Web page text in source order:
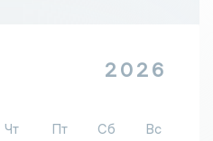
2026
Чт Пт Сб
Вс